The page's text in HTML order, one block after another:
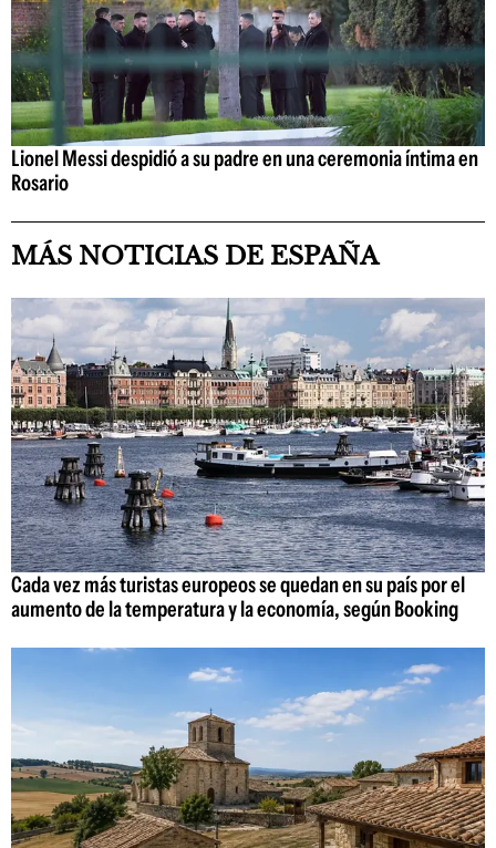
Lionel Messi despidió a su padre en una ceremonia íntima en
Rosario
MÁS NOTICIAS DE ESPAÑA
Cada vez más turistas europeos se quedan en su país por el
aumento de la temperatura y la economía, según Booking